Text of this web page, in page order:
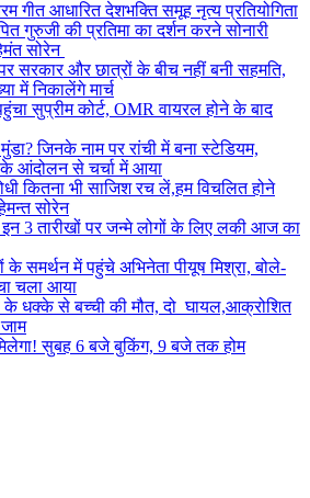
गीत आधारित देशभक्ति समूह नृत्य प्रतियोगिता
गुरुजी की प्रतिमा का दर्शन करने सोनारी
सोरेन
सरकार और छात्रों के बीच नहीं बनी सहमति,
में निकालेंगे मार्च
पहुंचा सुप्रीम कोर्ट, OMR वायरल होने के बाद
जिनके नाम पर रांची में बना स्टेडियम,
के आंदोलन से चर्चा में आया
कितना भी साजिश रच लें,हम विचलित होने
सोरेन
3 तारीखों पर जन्मे लोगों के लिए लकी आज का
के समर्थन में पहुंचे अभिनेता पीयूष मिश्रा, बोले-
चला आया
के धक्के से बच्ची की मौत, दो घायल,आक्रोशित
सुबह 6 बजे बुकिंग, 9 बजे तक होम